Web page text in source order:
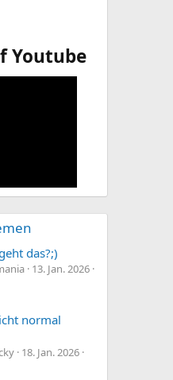
Youtube
das?;)
13. Jan. 2026
normal
18. Jan. 2026